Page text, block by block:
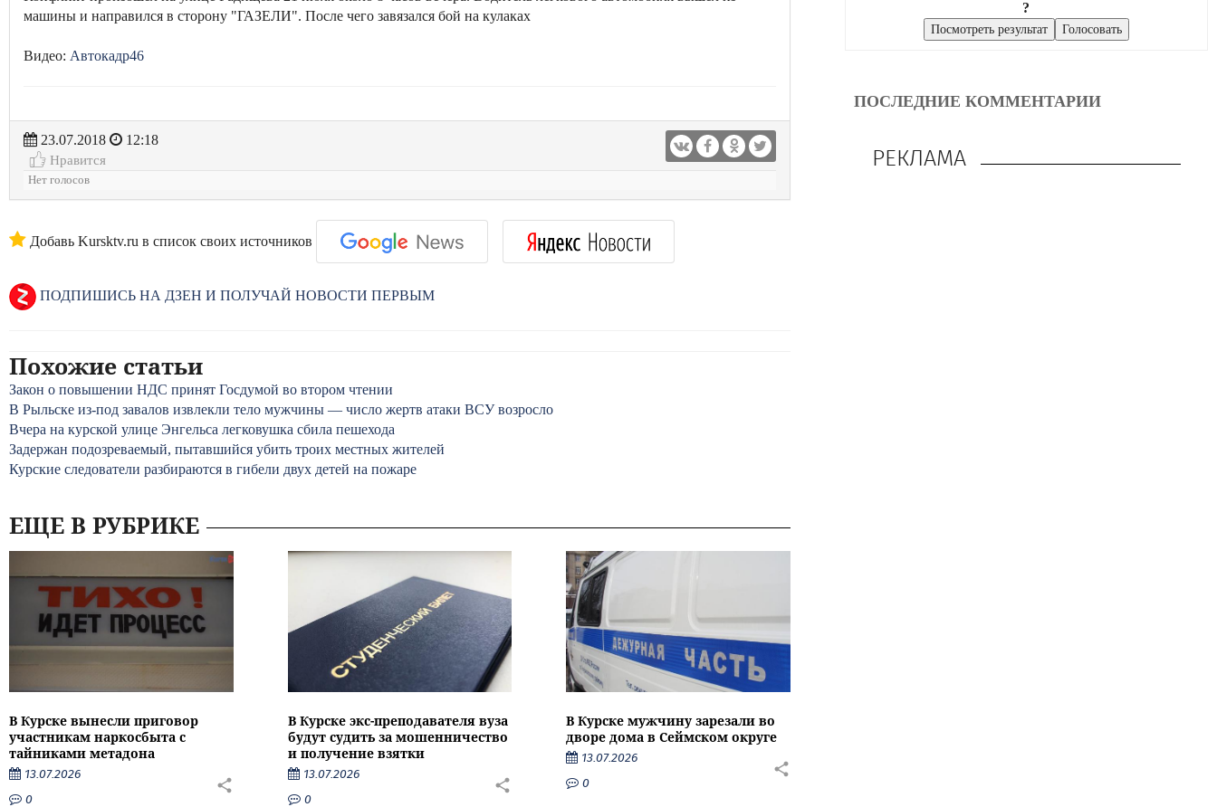
машины и направился в сторону "ГАЗЕЛИ". После чего завязался бой на кулаках
Видео: Автокадр46
23.07.2018
12:18
Нравится
Нет голосов
Добавь Kursktv.ru в список своих источников
ПОДПИШИСЬ НА ДЗЕН И ПОЛУЧАЙ НОВОСТИ ПЕРВЫМ
Похожие статьи
Закон о повышении НДС принят Госдумой во втором чтении
В Рыльске из-под завалов извлекли тело мужчины — число жертв атаки ВСУ возросло
Вчера на курской улице Энгельса легковушка сбила пешехода
Задержан подозреваемый, пытавшийся убить троих местных жителей
Курские следователи разбираются в гибели двух детей на пожаре
ЕЩЕ В РУБРИКЕ
В Курске вынесли приговор
участникам наркосбыта с
тайниками метадона
13.07.2026
0
В Курске экс-преподавателя вуза
будут судить за мошенничество
и получение взятки
13.07.2026
0
В Курске мужчину зарезали во
дворе дома в Сеймском округе
13.07.2026
0
?
ПОСЛЕДНИЕ КОММЕНТАРИИ
РЕКЛАМА